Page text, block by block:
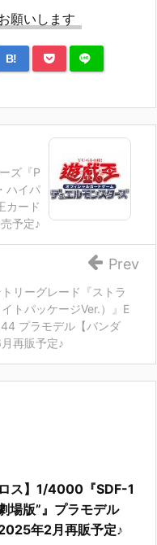
願いします
B!
ズ『P
ハイパ
カード
予定♪
トリーグレード『ストラ
トパッケージVer.）』E
プラモデル【バンダ
再販予定♪
Prev
ス】1/4000『SDF-1
場版”』プラモデル
年2月再販予定♪